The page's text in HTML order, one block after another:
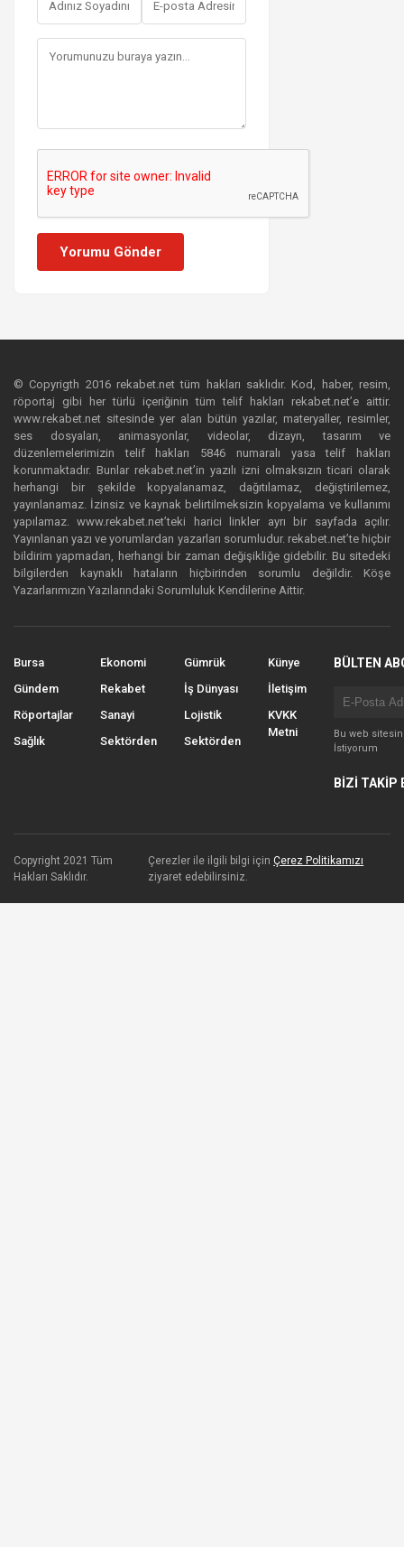
Yorumu Gönder
© Copyrigth 2016 rekabet.net tüm hakları saklıdır. Kod, haber, resim,
röportaj gibi her türlü içeriğinin tüm telif hakları rekabet.net’e aittir.
www.rekabet.net sitesinde yer alan bütün yazılar, materyaller, resimler,
ses dosyaları, animasyonlar, videolar, dizayn, tasarım ve
düzenlemelerimizin telif hakları 5846 numaralı yasa telif hakları
korunmaktadır. Bunlar rekabet.net’in yazılı izni olmaksızın ticari olarak
herhangi bir şekilde kopyalanamaz, dağıtılamaz, değiştirilemez,
yayınlanamaz. İzinsiz ve kaynak belirtilmeksizin kopyalama ve kullanımı
yapılamaz. www.rekabet.net’teki harici linkler ayrı bir sayfada açılır.
Yayınlanan yazı ve yorumlardan yazarları sorumludur. rekabet.net’te hiçbir
bildirim yapmadan, herhangi bir zaman değişikliğe gidebilir. Bu sitedeki
bilgilerden kaynaklı hataların hiçbirinden sorumlu değildir. Köşe
Yazarlarımızın Yazılarındaki Sorumluluk Kendilerine Aittir.
Bursa
Gündem
Röportajlar
Sağlık
Ekonomi
Rekabet
Sanayi
Sektörden
Gümrük
İş Dünyası
Lojistik
Sektörden
Künye
İletişim
KVKK
Metni
BÜLTEN
Bu web
İstiyorum
BİZİ TAKİP
Copyright 2021 Tüm
Hakları Saklıdır.
Çerezler ile ilgili bilgi içinÇerez Politikamızı
ziyaret edebilirsiniz.